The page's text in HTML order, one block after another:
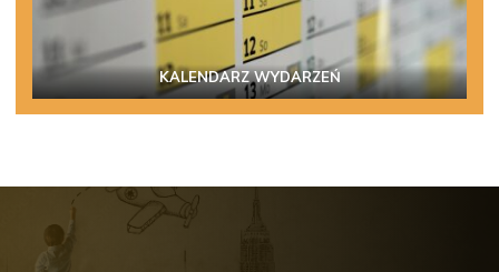
KALENDARZ WYDARZEŃ